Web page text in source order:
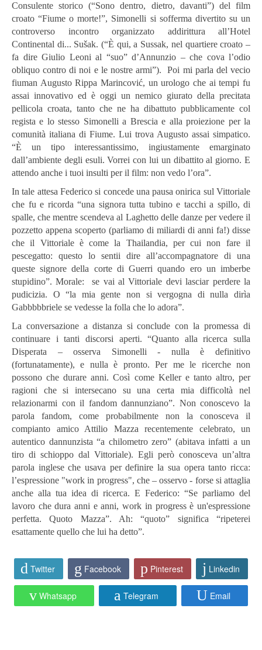
Consulente storico (“Sono dentro, dietro, davanti”) del film
croato “Fiume o morte!”, Simonelli si sofferma divertito su un
controverso incontro organizzato addirittura all’Hotel
Continental di... Sušak. (“È qui, a Sussak, nel quartiere croato –
fa dire Giulio Leoni al “suo” d’Annunzio – che cova l’odio
obliquo contro di noi e le nostre armi”). Poi mi parla del vecio
fiuman Augusto Rippa Marincović, un urologo che ai tempi fu
assai innovativo ed è oggi un nemico giurato della precitata
pellicola croata, tanto che ne ha dibattuto pubblicamente col
regista e lo stesso Simonelli a Brescia e alla proiezione per la
comunità italiana di Fiume. Lui trova Augusto assai simpatico.
“È un tipo interessantissimo, ingiustamente emarginato
dall’ambiente degli esuli. Vorrei con lui un dibattito al giorno. E
attendo anche i tuoi insulti per il film: non vedo l’ora”.
In tale attesa Federico si concede una pausa onirica sul Vittoriale
che fu e ricorda “una signora tutta tubino e tacchi a spillo, di
spalle, che mentre scendeva al Laghetto delle danze per vedere il
pozzetto appena scoperto (parliamo di miliardi di anni fa!) disse
che il Vittoriale è come la Thailandia, per cui non fare il
pescegatto: questo lo sentii dire all’accompagnatore di una
queste signore della corte di Guerri quando ero un imberbe
stupidino”. Morale: se vai al Vittoriale devi lasciar perdere la
pudicizia. O “la mia gente non si vergogna di nulla dirìa
Gabbbbbriele se vedesse la folla che lo adora”.
La conversazione a distanza si conclude con la promessa di
continuare i tanti discorsi aperti. “Quanto alla ricerca sulla
Disperata – osserva Simonelli - nulla è definitivo
(fortunatamente), e nulla è pronto. Per me le ricerche non
possono che durare anni. Così come Keller e tanto altro, per
ragioni che si intersecano su una certa mia difficoltà nel
relazionarmi con il fandom dannunziano”. Non conoscevo la
parola fandom, come probabilmente non la conosceva il
compianto amico Attilio Mazza recentemente celebrato, un
autentico dannunzista “a chilometro zero” (abitava infatti a un
tiro di schioppo dal Vittoriale). Egli però conosceva un’altra
parola inglese che usava per definire la sua opera tanto ricca:
l’espressione "work in progress", che – osservo - forse si attaglia
anche alla tua idea di ricerca. E Federico: “Se parliamo del
lavoro che dura anni e anni, work in progress è un'espressione
perfetta. Quoto Mazza”. Ah: “quoto” significa “ripeterei
esattamente quello che lui ha detto”.
Twitter Facebook Pinterest Linkedin
Whatsapp Telegram Email